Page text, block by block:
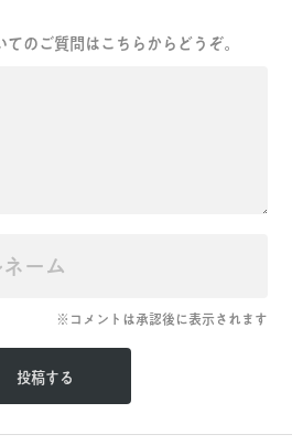
のご質問はこちらからどうぞ。
※コメントは承認後に表示されます